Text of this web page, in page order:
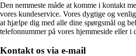
Den nemmeste måde at komme i kontakt
vores kundeservice. Vores dygtige og
at hjælpe dig med alle dine spørgsmål og
telefonnummer på vores hjemmeside eller i
Kontakt os via e-mail